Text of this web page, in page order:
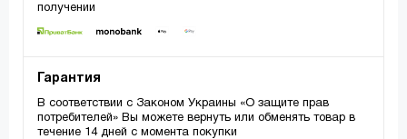
получении
Гарантия
В соответствии с Законом Украины «О защите прав
потребителей» Вы можете вернуть или обменять товар в
течение 14 дней с момента покупки